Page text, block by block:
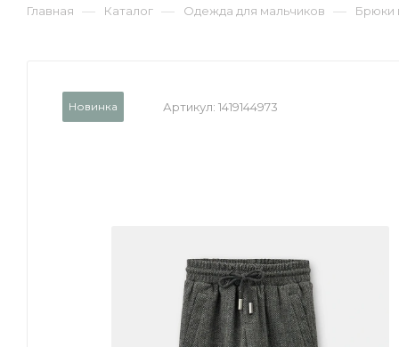
Главная — Каталог — Одежда для мальчиков — Брюки
Новинка Артикул: 1419144973